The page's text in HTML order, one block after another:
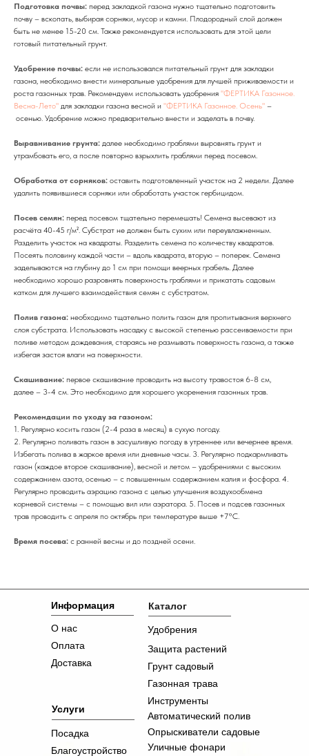
Подготовка почвы: перед закладкой газона нужно тщательно подготовить
почву – вскопать, выбирая сорняки, мусор и камни. Плодородный слой должен
быть не менее 15-20 см. Также рекомендуется использовать для этой цели
готовый питательный грунт.
Удобрение почвы: если не использовался питательный грунт для закладки
газона, необходимо внести минеральные удобрения для лучшей приживаемости и
роста газонных трав. Рекомендуем использовать удобрения "ФЕРТИКА Газонное.
Весна-Лето" для закладки газона весной и "ФЕРТИКА Газонное. Осень" –
осенью. Удобрение можно предварительно внести и заделать в почву.
Выравнивание грунта: далее необходимо граблями выровнять грунт и
утрамбовать его, а после повторно взрыхлить граблями перед посевом.
Обработка от сорняков: оставить подготовленный участок на 2 недели. Далее
удалить появившиеся сорняки или обработать участок гербицидом.
Посев семян: перед посевом тщательно перемешать! Семена высевают из
расчёта 40-45 г/м². Субстрат не должен быть сухим или переувлажненным.
Разделить участок на квадраты. Разделить семена по количеству квадратов.
Посеять половину каждой части – вдоль квадрата, вторую – поперек. Семена
заделываются на глубину до 1 см при помощи веерных грабель. Далее
необходимо хорошо разровнять поверхность граблями и прикатать садовым
катком для лучшего взаимодействия семян с субстратом.
Полив газона: необходимо тщательно полить газон для пропитывания верхнего
слоя субстрата. Использовать насадку с высокой степенью рассеиваемости при
поливе методом дождевания, стараясь не размывать поверхность газона, а также
избегая застоя влаги на поверхности.
Скашивание: первое скашивание проводить на высоту травостоя 6-8 см,
далее – 3-4 см. Это необходимо для хорошего укоренения газонных трав.
Рекомендации по уходу за газоном:
1. Регулярно косить газон (2-4 раза в месяц) в сухую погоду.
2. Регулярно поливать газон в засушливую погоду в утреннее или вечернее время.
Избегать полива в жаркое время или дневные часы. 3. Регулярно подкармливать
газон (каждое второе скашивание), весной и летом – удобрениями с высоким
содержанием азота, осенью – с повышенным содержанием калия и фосфора. 4.
Регулярно проводить аэрацию газона с целью улучшения воздухообмена
корневой системы – с помощью вил или аэратора. 5. Посев и подсев газонных
трав проводить с апреля по октябрь при температуре выше +7°C.
Время посева: с ранней весны и до поздней осени.
Информация Каталог
Услуги
О нас
Оплата
Благоустройство
Доставка
Посадка
Удобрения
Защита растений
Грунт садовый
Газонная трава
Инструменты
Автоматический полив
Опрыскиватели садовые
Уличные фонари